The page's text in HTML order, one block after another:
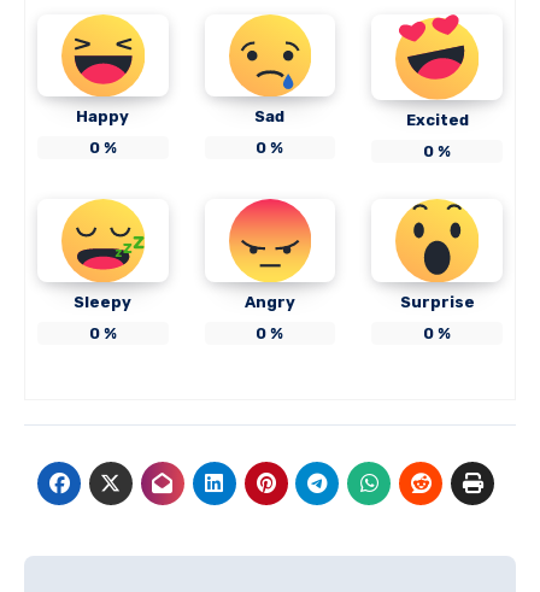
Happy
0%
Sad
0 %
Excited
0 %
Sleepy
0%
Angry
0 %
Surprise
0 %